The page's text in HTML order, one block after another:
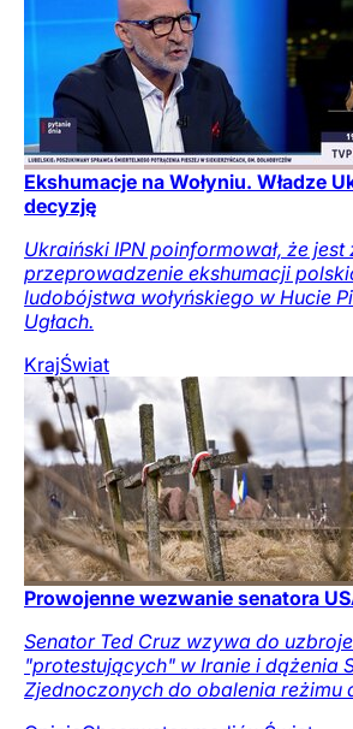
Ekshumacje na Wołyniu. Władze
decyzję
Ukraiński IPN poinformował, że
przeprowadzenie ekshumacji
ludobójstwa wołyńskiego w Hucie
Ugłach.
KrajŚwiat
Prowojenne wezwanie senatora
Senator Ted Cruz wzywa do
"protestujących" w Iranie i dążenia
Zjednoczonych do obalenia reżimu